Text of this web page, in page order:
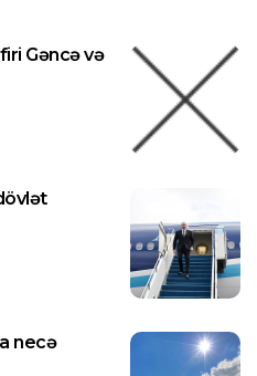
Gəncə və
necə